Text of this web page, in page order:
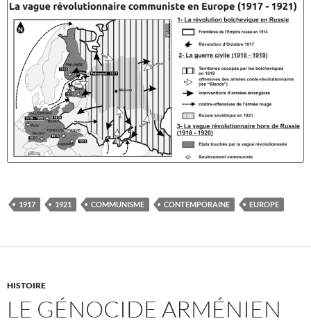
1917 1921 COMMUNISME CONTEMPORAINE EUROPE
HISTOIRE
LE GÉNOCIDE ARMÉNIEN